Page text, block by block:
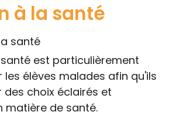
à la santé
santé
santé est particulièrement
élèves malades afin qu'ils
des choix éclairés et
matière de santé.